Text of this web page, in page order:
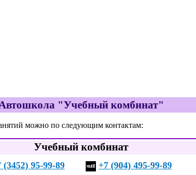
"Учебный комбинат"
можно по следующим контактам:
Учебный комбинат
(3452) 95-99-89 +7 (904) 495-99-89